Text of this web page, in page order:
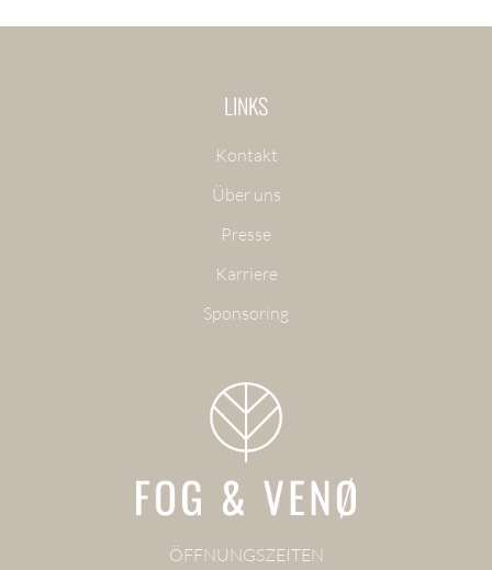
LINKS
Kontakt
Über uns
Presse
Karriere
Sponsoring
ÖFFNUNGSZEITEN